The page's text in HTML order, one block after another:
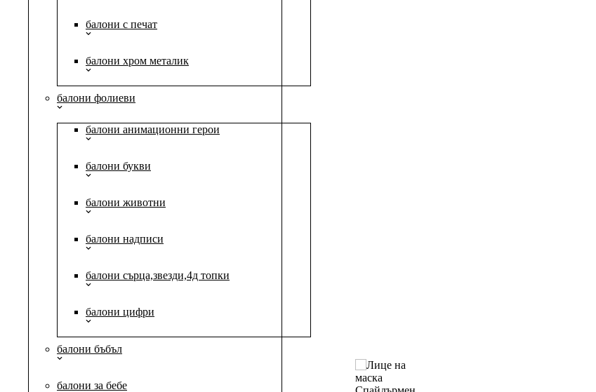
балони с печат
балони хром металик
балони фолиеви
балони анимационни герои
балони букви
балони животни
балони надписи
балони сърца,звезди,4д топки
балони цифри
балони бъбъл
балони за бебе